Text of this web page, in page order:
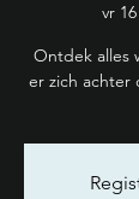
vr
Ontdek alles
er zich achter